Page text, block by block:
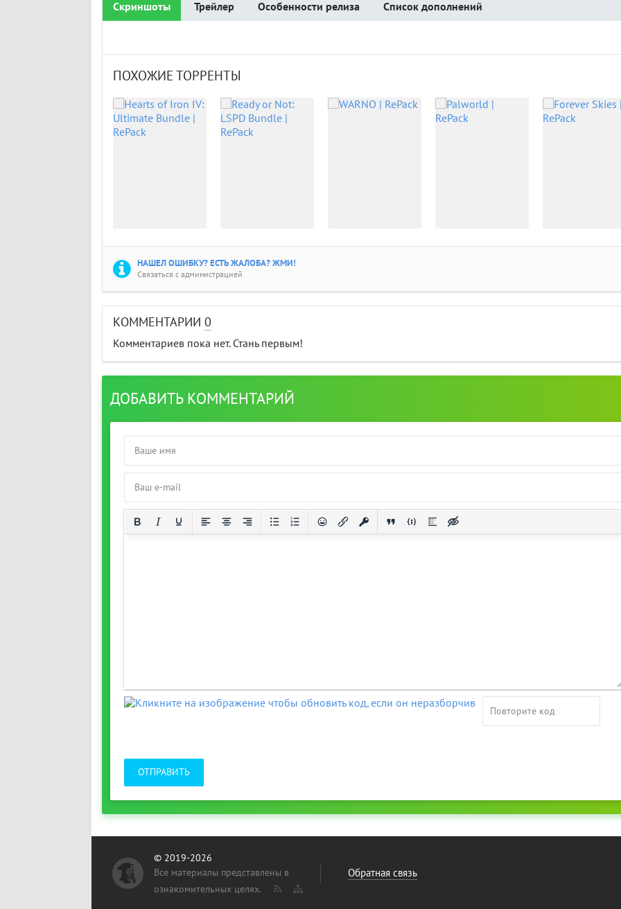
Скриншоты Трейлер Особенности релиза Список дополнений
ПОХОЖИЕ ТОРРЕНТЫ
НАШЕЛ ОШИБКУ? ЕСТЬ ЖАЛОБА? ЖМИ!
Связаться с администрацией
КОММЕНТАРИИ 0
Комментариев пока нет. Стань первым!
ДОБАВИТЬ КОММЕНТАРИЙ
ОТПРАВИТЬ
© 2019-2026
Все материалы представлены в
ознакомительных целях.
Обратная связь